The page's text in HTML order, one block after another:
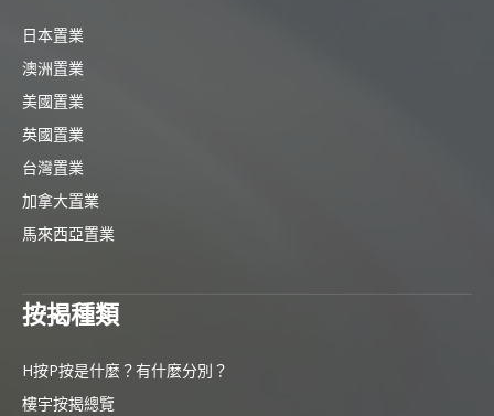
日本置業
澳洲置業
美國置業
英國置業
台灣置業
加拿大置業
馬來西亞置業
按揭種類
H按P按是什麼？有什麼分別？
樓宇按揭總覽